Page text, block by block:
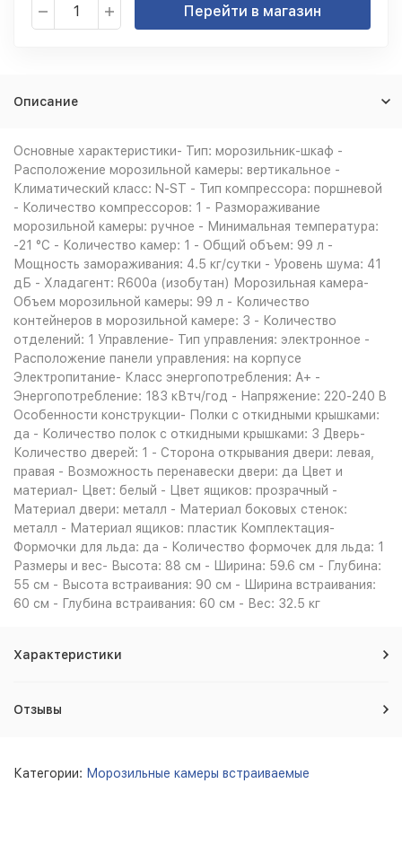
Перейти в магазин
Описание
Основные характеристики- Тип: морозильник-шкаф -
Расположение морозильной камеры: вертикальное -
Климатический класс: N-ST - Тип компрессора: поршневой
- Количество компрессоров: 1 - Размораживание
морозильной камеры: ручное - Минимальная температура:
-21 °C - Количество камер: 1 - Общий объем: 99 л -
Мощность замораживания: 4.5 кг/сутки - Уровень шума: 41
дБ - Хладагент: R600a (изобутан) Морозильная камера-
Объем морозильной камеры: 99 л - Количество
контейнеров в морозильной камере: 3 - Количество
отделений: 1 Управление- Тип управления: электронное -
Расположение панели управления: на корпусе
Электропитание- Класс энергопотребления: A+ -
Энергопотребление: 183 кВтч/год - Напряжение: 220-240 B
Особенности конструкции- Полки с откидными крышками:
да - Количество полок с откидными крышками: 3 Дверь-
Количество дверей: 1 - Сторона открывания двери: левая,
правая - Возможность перенавески двери: да Цвет и
материал- Цвет: белый - Цвет ящиков: прозрачный -
Материал двери: металл - Материал боковых стенок:
металл - Материал ящиков: пластик Комплектация-
Формочки для льда: да - Количество формочек для льда: 1
Размеры и вес- Высота: 88 см - Ширина: 59.6 см - Глубина:
55 см - Высота встраивания: 90 см - Ширина встраивания:
60 см - Глубина встраивания: 60 см - Вес: 32.5 кг
Характеристики
Отзывы
Категории: Морозильные камеры встраиваемые